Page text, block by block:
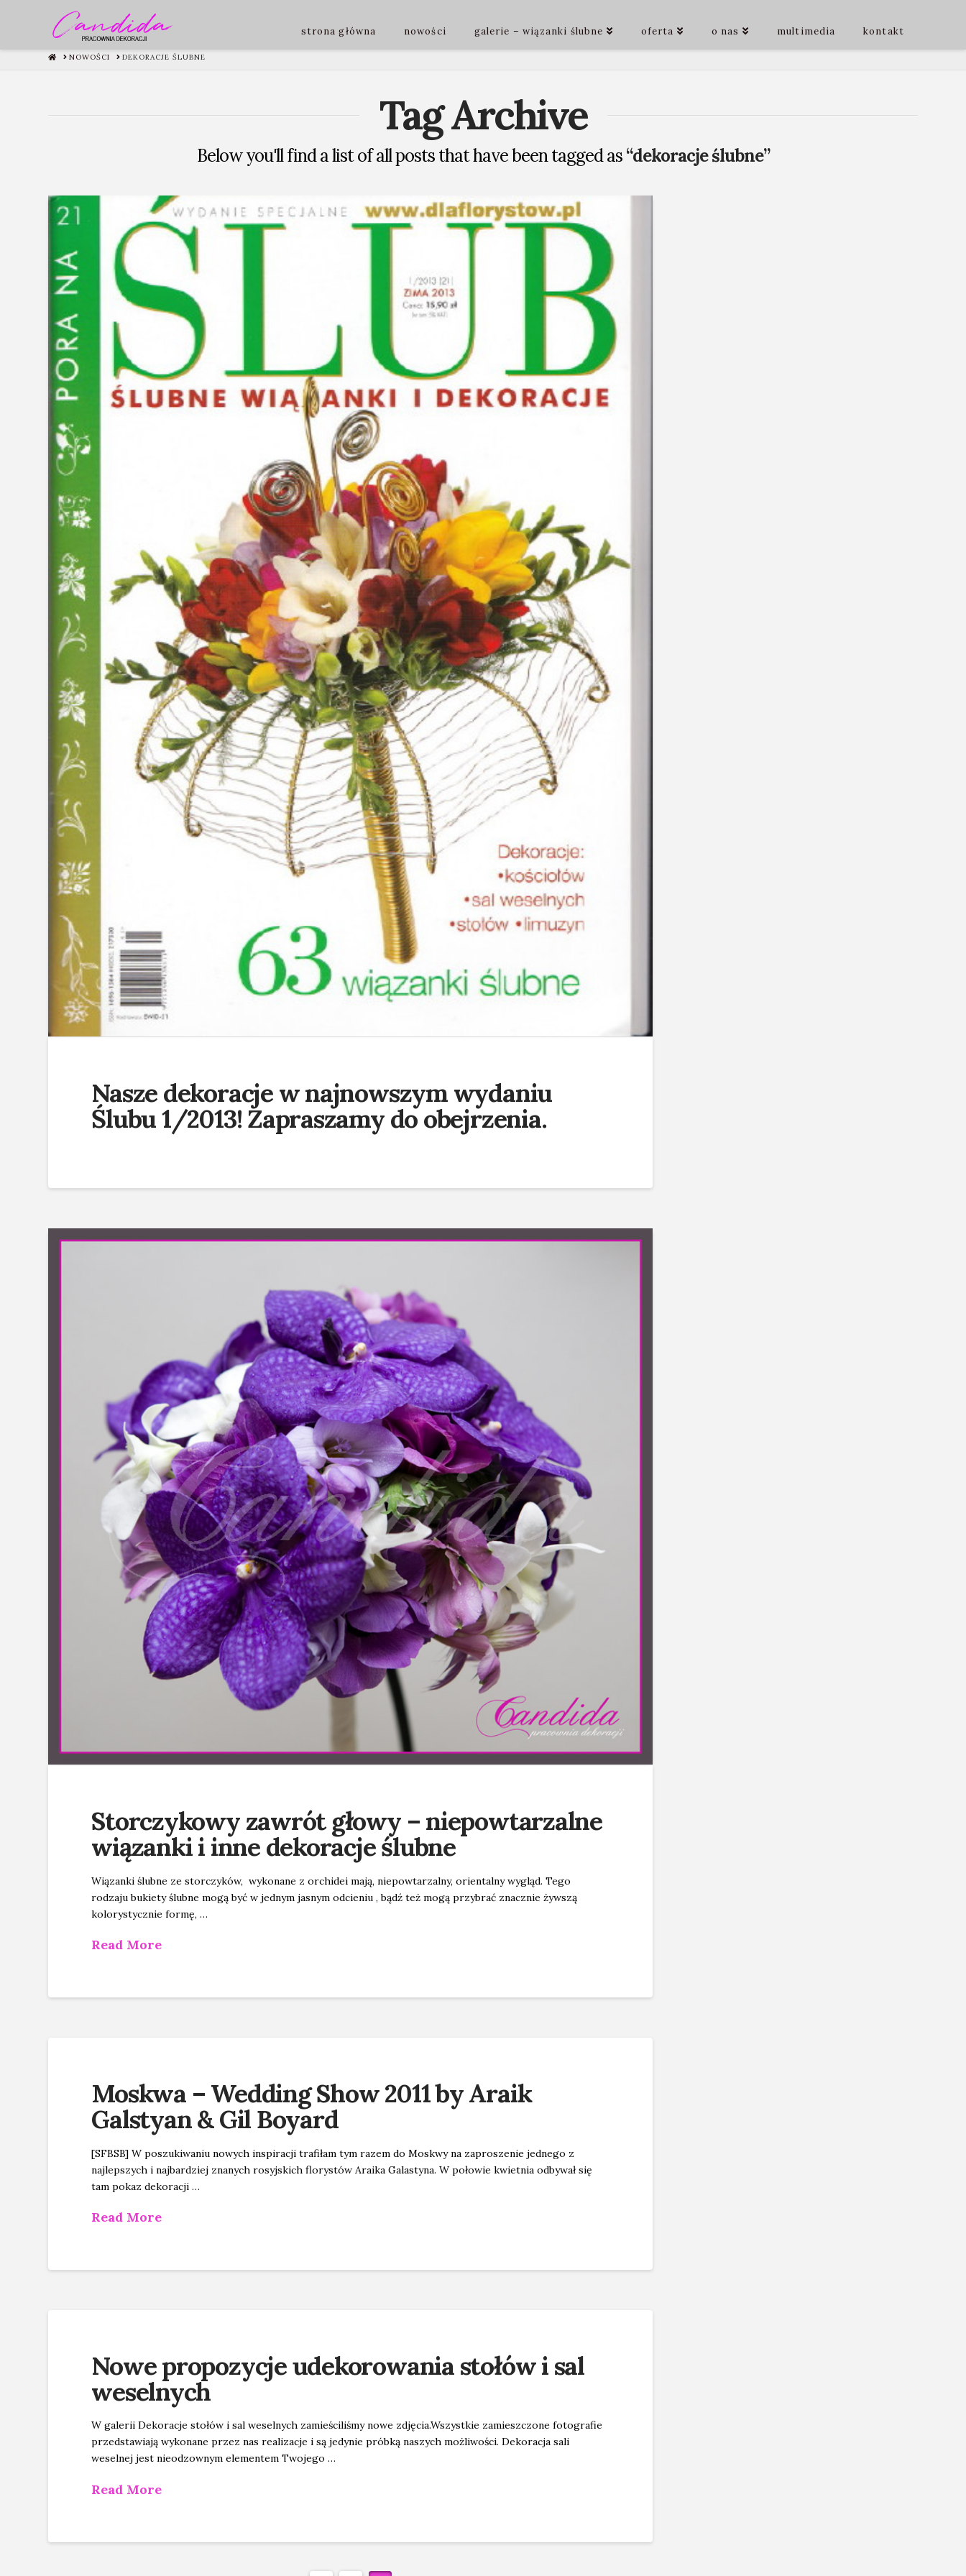
strona główna nowości galerie – wiązanki ślubne oferta o nas multimedia kontakt
HOMENOWOŚCI DEKORACJE ŚLUBNE
Tag Archive
Below you'll find a list of all posts that have been tagged as“dekoracje ślubne”
Nasze dekoracje w najnowszym wydaniu
Ślubu 1/2013! Zapraszamy do obejrzenia.
Storczykowy zawrót głowy – niepowtarzalne
wiązanki i inne dekoracje ślubne
Wiązanki ślubne ze storczyków, wykonane z orchidei mają, niepowtarzalny, orientalny wygląd. Tego
rodzaju bukiety ślubne mogą być w jednym jasnym odcieniu , bądź też mogą przybrać znacznie żywszą
kolorystycznie formę, …
Read More
Moskwa – Wedding Show 2011 by Araik
Galstyan & Gil Boyard
[SFBSB] W poszukiwaniu nowych inspiracji trafiłam tym razem do Moskwy na zaproszenie jednego z
najlepszych i najbardziej znanych rosyjskich florystów Araika Galastyna. W połowie kwietnia odbywał się
tam pokaz dekoracji …
Read More
Nowe propozycje udekorowania stołów i sal
weselnych
W galerii Dekoracje stołów i sal weselnych zamieściliśmy nowe zdjęcia.Wszystkie zamieszczone fotografie
przedstawiają wykonane przez nas realizacje i są jedynie próbką naszych możliwości. Dekoracja sali
weselnej jest nieodzownym elementem Twojego …
Read More